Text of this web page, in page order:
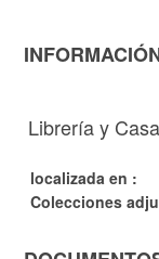
Librería y
localizada en :
Colecciones